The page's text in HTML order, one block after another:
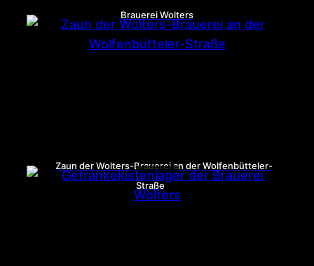
Brauerei Wolters
Zaun der Wolters-Brauerei an der Wolfenbütteler-
Straße